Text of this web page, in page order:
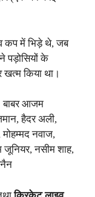
कप में भिड़े थे, जब
पड़ोसियों के
खत्म किया था।
बाबर आजम
हैदर अली,
नवाज,
जूनियर, नसीम शाह,